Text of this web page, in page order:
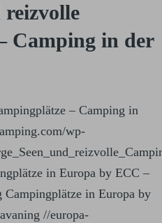
reizvolle
Camping in der
– Camping in
wp-
in Europa by ECC –
Campingplätze in Europa by
//europa-